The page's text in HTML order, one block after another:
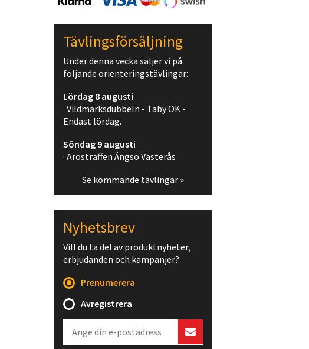
Tävlingsförsäljning
Under denna vecka säljer vi på
följande orienteringstävlingar:
Lördag 8 augusti
· Vildmarksdubbeln - Täby OK -
Endast lördag.
Söndag 9 augusti
· Arosträffen Ängsö Västerås
Se kommande tävlingar »
Nyhetsbrev
Vill du ta del av produktnyheter,
erbjudanden och kampanjer?
Prenumerera
Avregistrera